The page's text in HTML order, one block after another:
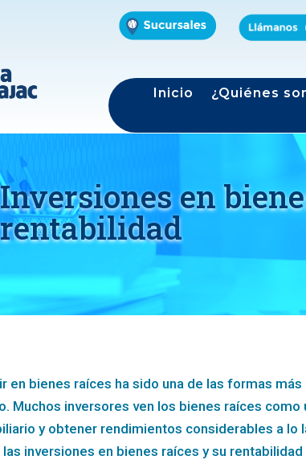
Inicio ¿Quiénes
Inversiones en
rentabilidad
en bienes raíces ha sido una de las formas
Muchos inversores ven los bienes raíces
y obtener rendimientos considerables a lo
inversiones en bienes raíces y su